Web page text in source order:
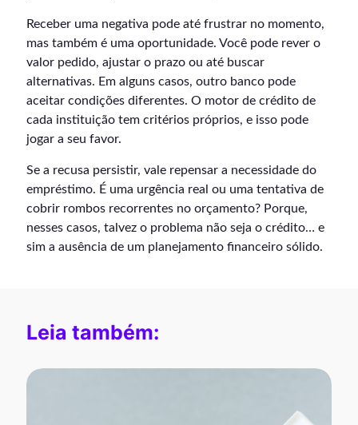
Receber uma negativa pode até frustrar no momento,
mas também é uma oportunidade. Você pode rever o
valor pedido, ajustar o prazo ou até buscar
alternativas. Em alguns casos, outro banco pode
aceitar condições diferentes. O motor de crédito de
cada instituição tem critérios próprios, e isso pode
jogar a seu favor.
Se a recusa persistir, vale repensar a necessidade do
empréstimo. É uma urgência real ou uma tentativa de
cobrir rombos recorrentes no orçamento? Porque,
nesses casos, talvez o problema não seja o crédito… e
sim a ausência de um planejamento financeiro sólido.
Leia também: